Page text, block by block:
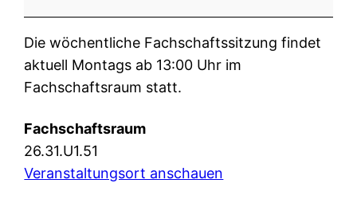
Die wöchentliche Fachschaftssitzung findet
aktuell Montags ab 13:00 Uhr im
Fachschaftsraum statt.
Fachschaftsraum
26.31.U1.51
Veranstaltungsort anschauen